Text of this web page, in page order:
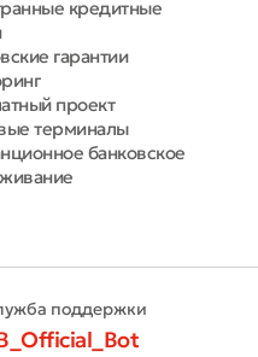
кредитные
гарантии
проект
терминалы
банковское
поддержки